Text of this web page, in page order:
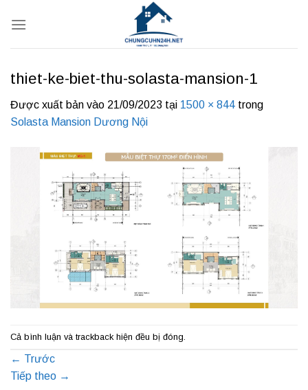
qua
thiet-ke-biet-thu-solasta-mansion-1
Được xuất bản vào 21/09/2023 tại 1500 × 844 trong
Solasta Mansion Dương Nội
Cả bình luận và trackback hiện đều bị đóng.
← Trước
Tiếp theo →